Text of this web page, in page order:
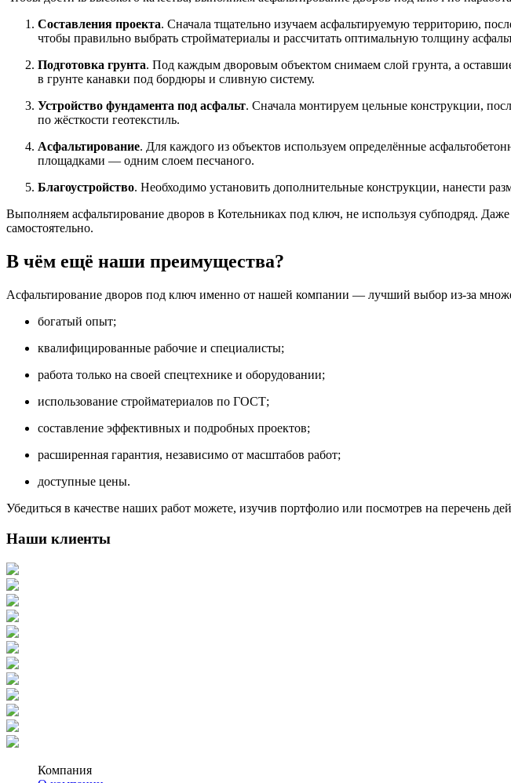
Составления проекта. Сначала тщательно изучаем асфальтируемую территорию,
чтобы правильно выбрать стройматериалы и рассчитать оптимальную толщину
Подготовка грунта. Под каждым дворовым объектом снимаем слой грунта, а
в грунте канавки под бордюры и сливную систему.
Устройство фундамента под асфальт. Сначала монтируем цельные конструкции,
по жёсткости геотекстиль.
Асфальтирование. Для каждого из объектов используем определённые
площадками — одним слоем песчаного.
Благоустройство. Необходимо установить дополнительные конструкции, нанести
Выполняем асфальтирование дворов в Котельниках под ключ, не используя субподряд.
самостоятельно.
В чём ещё наши преимущества?
Асфальтирование дворов под ключ именно от нашей компании — лучший выбор из-за
богатый опыт;
квалифицированные рабочие и специалисты;
работа только на своей спецтехнике и оборудовании;
использование стройматериалов по ГОСТ;
составление эффективных и подробных проектов;
расширенная гарантия, независимо от масштабов работ;
доступные цены.
Убедиться в качестве наших работ можете, изучив портфолио или посмотрев на перечень
Наши клиенты
Компания